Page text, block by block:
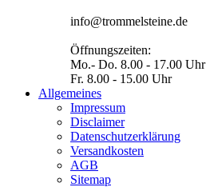
info@trommelsteine.de
Öffnungszeiten:
Mo.- Do. 8.00 - 17.00 Uhr
Fr. 8.00 - 15.00 Uhr
Allgemeines
Impressum
Disclaimer
Datenschutzerklärung
Versandkosten
AGB
Sitemap